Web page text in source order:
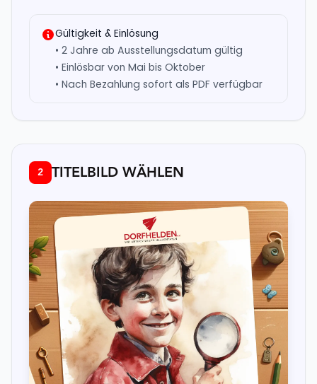
Gültigkeit & Einlösung
• 2 Jahre ab Ausstellungsdatum gültig
• Einlösbar von Mai bis Oktober
• Nach Bezahlung sofort als PDF verfügbar
2 TITELBILD WÄHLEN